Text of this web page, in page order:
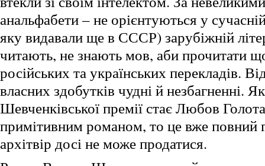
анальфабети – не орієнтуються у
яку видавали ще в СССР) зарубіжній
читають, не знають мов, аби прочитати
російських та українських перекладів.
власних здобутків чудні й незбагненні.
Шевченківської премії стає Любов
примітивним романом, то це вже повний
архітвір досі не може продатися.